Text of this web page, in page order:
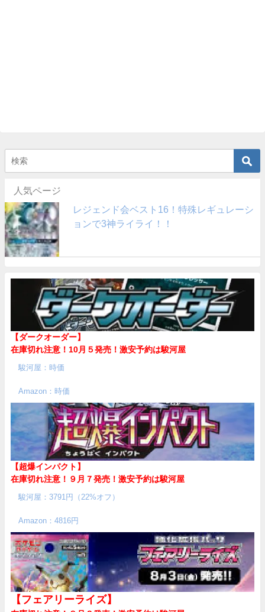
人気ページ
レジェンド会ベスト16！特殊レギュレーシ
ョンで3神ライライ！！
【ダークオーダー】
在庫切れ注意！10月５発売！ 激安予約は駿河屋
駿河屋：時価
Amazon：時価
【超爆インパクト】
在庫切れ注意！９月７発売！ 激安予約は駿河屋
駿河屋：3791円（22%オフ）
Amazon：4816円
【フェアリーライズ】